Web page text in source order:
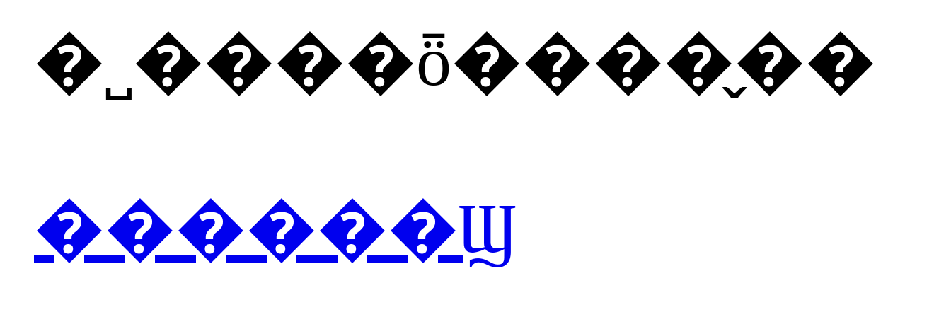
�˽����ȫ����̬��
������Ϣ